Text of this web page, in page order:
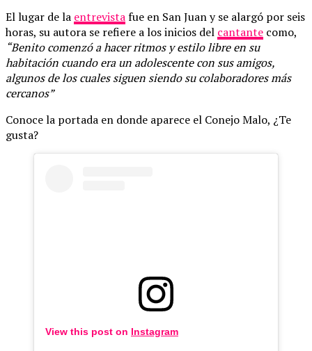
El lugar de la entrevistafue en San Juan y se alargó por seis
horas, su autora se refiere a los inicios del cantante como,
“Benito comenzó a hacer ritmos y estilo libre en su
habitación cuando era un adolescente con sus amigos,
algunos de los cuales siguen siendo su colaboradores más
cercanos”
Conoce la portada en donde aparece el Conejo Malo, ¿Te
gusta?
View this post on Instagram